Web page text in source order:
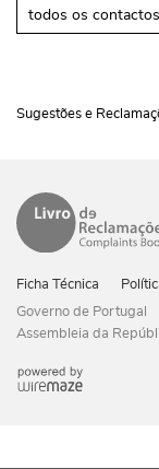
todos os contactos
Sugestões e
Ficha Técnica
Governo de Portugal
Assembleia da